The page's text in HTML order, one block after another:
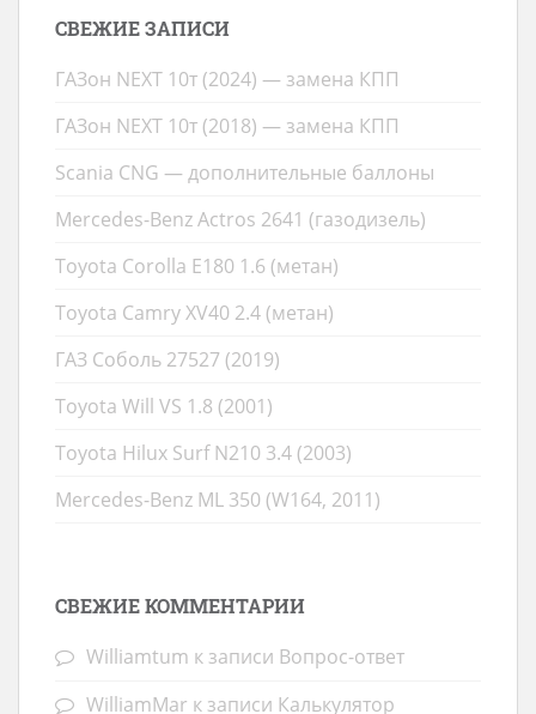
СВЕЖИЕ ЗАПИСИ
ГАЗон NEXT 10т (2024) — замена КПП
ГАЗон NEXT 10т (2018) — замена КПП
Scania CNG — дополнительные баллоны
Mercedes-Benz Actros 2641 (газодизель)
Toyota Corolla E180 1.6 (метан)
Toyota Camry XV40 2.4 (метан)
ГАЗ Соболь 27527 (2019)
Toyota Will VS 1.8 (2001)
Toyota Hilux Surf N210 3.4 (2003)
Mercedes-Benz ML 350 (W164, 2011)
СВЕЖИЕ КОММЕНТАРИИ
Williamtum к записи Вопрос-ответ
WilliamMar к записи Калькулятор